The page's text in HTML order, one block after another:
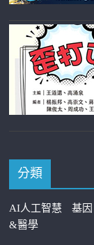
分類
AI人工智慧
基因
&醫學